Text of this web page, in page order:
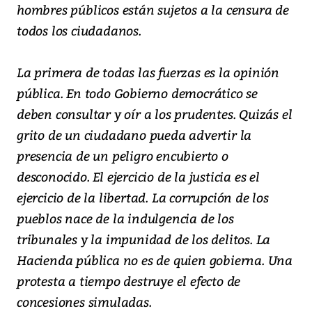
hombres públicos están sujetos a la censura de
todos los ciudadanos.
La primera de todas las fuerzas es la opinión
pública. En todo Gobierno democrático se
deben consultar y oír a los prudentes. Quizás el
grito de un ciudadano pueda advertir la
presencia de un peligro encubierto o
desconocido. El ejercicio de la justicia es el
ejercicio de la libertad. La corrupción de los
pueblos nace de la indulgencia de los
tribunales y la impunidad de los delitos. La
Hacienda pública no es de quien gobierna. Una
protesta a tiempo destruye el efecto de
concesiones simuladas.